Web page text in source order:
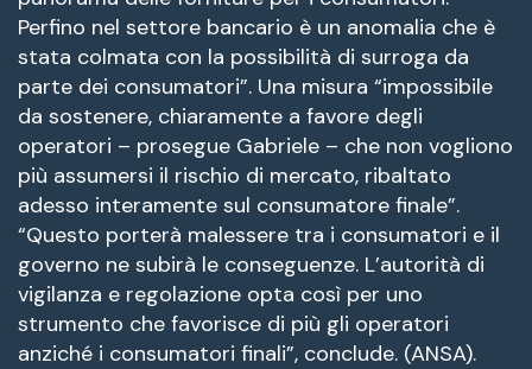
Perfino nel settore bancario è un anomalia che è
stata colmata con la possibilità di surroga da
parte dei consumatori”. Una misura “impossibile
da sostenere, chiaramente a favore degli
operatori – prosegue Gabriele – che non vogliono
più assumersi il rischio di mercato, ribaltato
adesso interamente sul consumatore finale”.
“Questo porterà malessere tra i consumatori e il
governo ne subirà le conseguenze. L’autorità di
vigilanza e regolazione opta così per uno
strumento che favorisce di più gli operatori
anziché i consumatori finali”, conclude. (ANSA).